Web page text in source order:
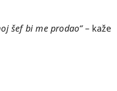
šef bi me prodao“– kaže